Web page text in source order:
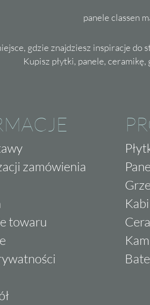
panele classen
gdzie znajdziesz inspiracje do
Kupisz płytki, panele,
zamówienia
towaru